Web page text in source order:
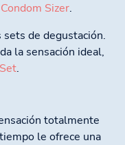
Condom Sizer.
de degustación.
la sensación ideal,
.
totalmente
le ofrece una